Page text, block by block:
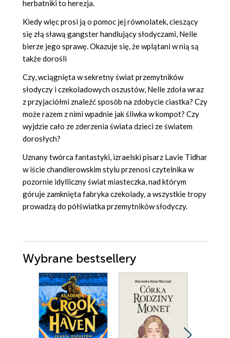
herbatniki to herezja.
Kiedy więc prosi ją o pomoc jej równolatek, cieszący
się złą sławą gangster handlujący słodyczami, Nelle
bierze jego sprawę. Okazuje się, że wplątani w nią są
także dorośli
Czy, wciągnięta w sekretny świat przemytników
słodyczy i czekoladowych oszustów, Nelle zdoła wraz
z przyjaciółmi znaleźć sposób na zdobycie ciastka? Czy
może razem z nimi wpadnie jak śliwka w kompot? Czy
wyjdzie cało ze zderzenia świata dzieci ze światem
dorosłych?
Uznany twórca fantastyki, izraelski pisarz Lavie Tidhar
w iście chandlerowskim stylu przenosi czytelnika w
pozornie idylliczny świat miasteczka, nad którym
góruje zamknięta fabryka czekolady, a wszystkie tropy
prowadzą do półświatka przemytników słodyczy.
Wybrane bestsellery